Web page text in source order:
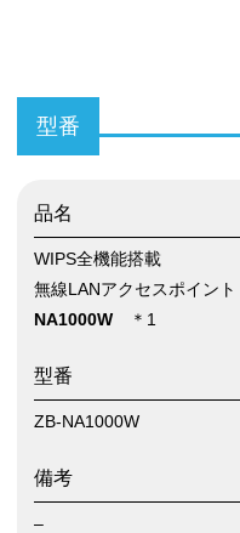
型番
品名
WIPS全機能搭載
無線LANアクセスポイント
NA1000W ＊1
型番
ZB-NA1000W
備考
–